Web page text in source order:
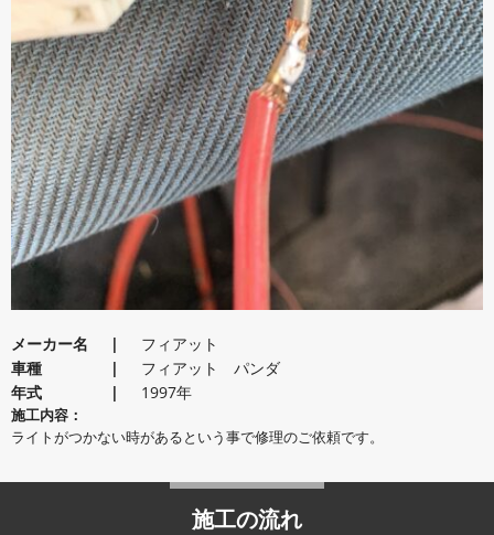
メーカー名
フィアット
車種
フィアット パンダ
年式
1997年
施工内容：
ライトがつかない時があるという事で修理のご依頼です。
施工の流れ